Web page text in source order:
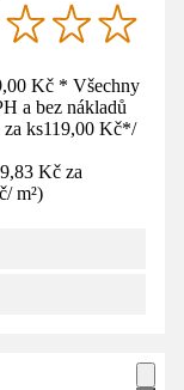
Kč * Všechny
a bez nákladů
za ks119,00 Kč*/
Kč za
/ m²)